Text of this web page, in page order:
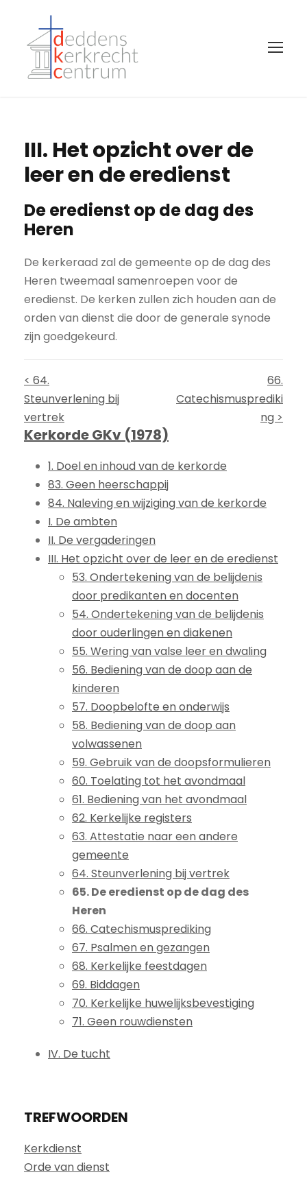
III. Het opzicht over de
leer en de eredienst
De eredienst op de dag des
Heren
De kerkeraad zal de gemeente op de dag des
Heren tweemaal samenroepen voor de
eredienst. De kerken zullen zich houden aan de
orden van dienst die door de generale synode
zijn goedgekeurd.
< 64.
Steunverlening bij
vertrek
66.
Catechismusprediki
ng >
Kerkorde GKv (1978)
1. Doel en inhoud van de kerkorde
83. Geen heerschappij
84. Naleving en wijziging van de kerkorde
I. De ambten
II. De vergaderingen
III. Het opzicht over de leer en de eredienst
53. Ondertekening van de belijdenis
door predikanten en docenten
54. Ondertekening van de belijdenis
door ouderlingen en diakenen
55. Wering van valse leer en dwaling
56. Bediening van de doop aan de
kinderen
57. Doopbelofte en onderwijs
58. Bediening van de doop aan
volwassenen
59. Gebruik van de doopsformulieren
60. Toelating tot het avondmaal
61. Bediening van het avondmaal
62. Kerkelijke registers
63. Attestatie naar een andere
gemeente
64. Steunverlening bij vertrek
65. De eredienst op de dag des
Heren
66. Catechismusprediking
67. Psalmen en gezangen
68. Kerkelijke feestdagen
69. Biddagen
70. Kerkelijke huwelijksbevestiging
71. Geen rouwdiensten
IV. De tucht
TREFWOORDEN
Kerkdienst
Orde van dienst